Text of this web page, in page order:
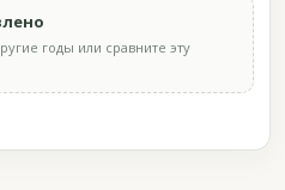
годы или сравните эту